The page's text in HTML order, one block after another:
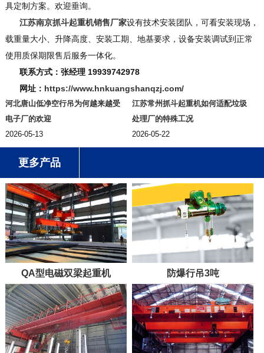
具定制方案。欢迎垂询。
江苏南京抓斗起重机销售厂家设有技术安装团队，可看安装现场，
载重量大小、升降高度、安装工期、地基要求，设备安装调试到正常
使用质保期限售后服务一体化。
联系方式：张经理 19939742978
网址： https://www.hnkuangshanqzj.com/
河北唐山低净空行吊为何越来越受
电子厂的欢迎
2026-05-13
江苏常州抓斗起重机如何适配垃圾
处理厂的特殊工况
2026-05-22
更多产品
QA型电磁双梁起重机 防爆行吊3吨